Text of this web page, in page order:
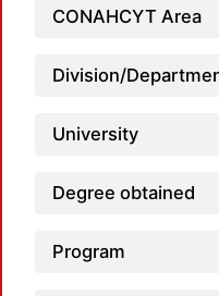
CONAHCYT Area
Division/
University
Degree obtained
Program